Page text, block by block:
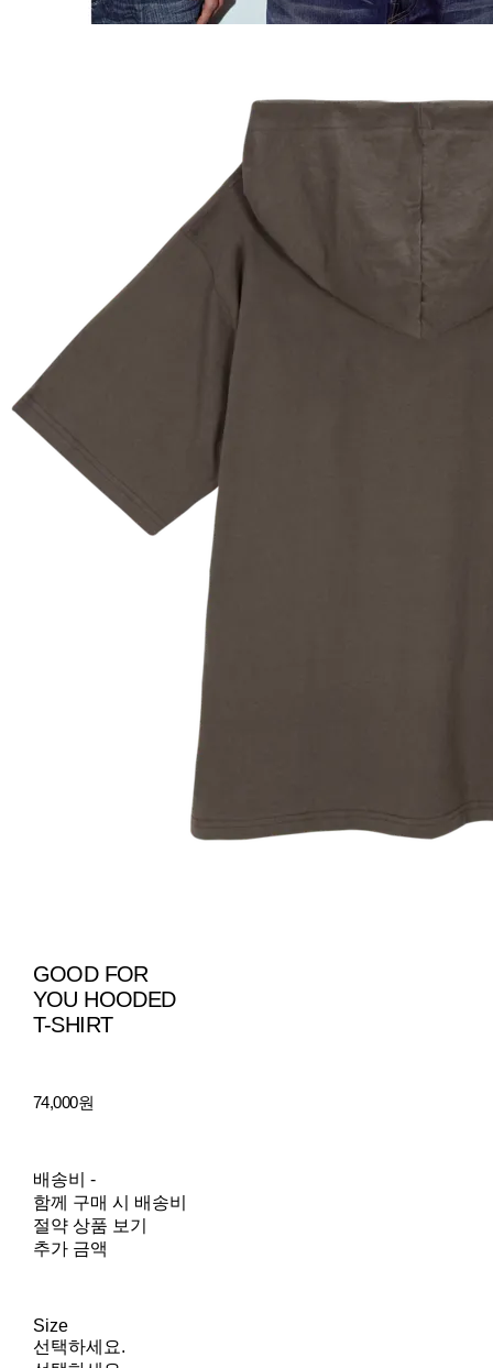
GOOD FOR
YOU HOODED
T-SHIRT
74,000원
배송비 -
함께 구매 시 배송비
절약 상품 보기
추가 금액
Size
선택하세요.